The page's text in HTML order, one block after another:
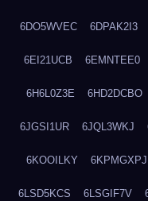
6DO5WVEC 6DPAK2I3
6EI21UCB 6EMNTEE0
6H6L0Z3E 6HD2DCBO
6JGSI1UR 6JQL3WKJ
6KOOILKY 6KPMGXPJ
6LSD5KCS 6LSGIF7V